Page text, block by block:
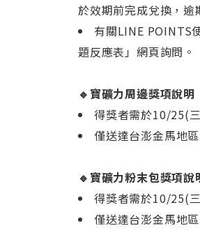
於效期前完成兌換，逾
有關LINE POINTS
題反應表」網頁詢問。
🔹寶礦力周邊獎項說明
得獎者需於10/25(
僅送達台澎金馬地
🔹寶礦力粉末包獎項說
得獎者需於10/25(
僅送達台澎金馬地